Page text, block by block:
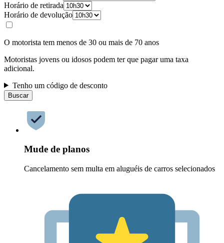
Horário de retirada
Horário de devolução
O motorista tem menos de 30 ou mais de 70 anos
Motoristas jovens ou idosos podem ter que pagar uma taxa
adicional.
Tenho um código de desconto
Buscar
Mude de planos
Cancelamento sem multa em aluguéis de carros selecionados